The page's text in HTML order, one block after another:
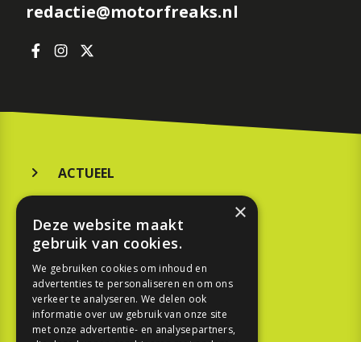
redactie@motorfreaks.nl
ACTUEEL
KOOPGIDS
TESTEN
SPORT
×
Deze website maakt
gebruik van cookies.
We gebruiken cookies om inhoud en
advertenties te personaliseren en om ons
verkeer te analyseren. We delen ook
informatie over uw gebruik van onze site
met onze advertentie- en analysepartners,